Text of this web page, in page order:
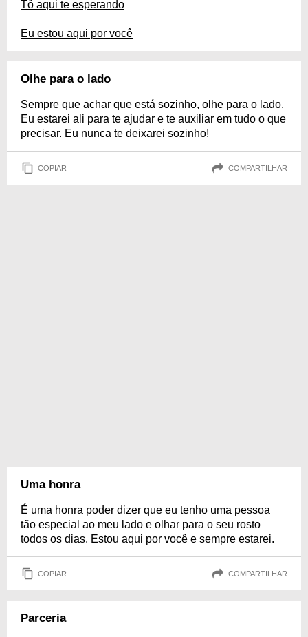
Tô aqui te esperando
Eu estou aqui por você
Olhe para o lado
Sempre que achar que está sozinho, olhe para o lado.
Eu estarei ali para te ajudar e te auxiliar em tudo o que
precisar. Eu nunca te deixarei sozinho!
COPIAR COMPARTILHAR
Uma honra
É uma honra poder dizer que eu tenho uma pessoa
tão especial ao meu lado e olhar para o seu rosto
todos os dias. Estou aqui por você e sempre estarei.
COPIAR COMPARTILHAR
Parceria